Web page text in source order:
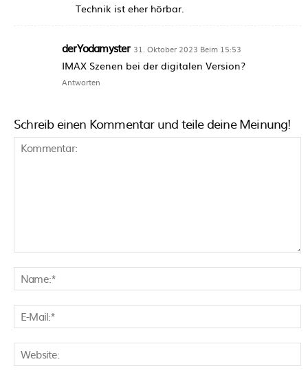
Technik ist eher hörbar.
derYodamyster 31. Oktober 2023 Beim 15:53
IMAX Szenen bei der digitalen Version?
Antworten
Schreib einen Kommentar und teile deine Meinung!